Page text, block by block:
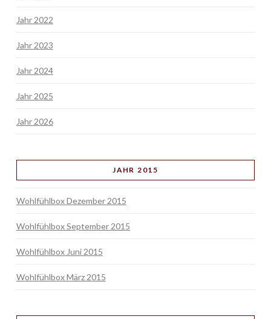
Jahr 2022
Jahr 2023
Jahr 2024
Jahr 2025
Jahr 2026
JAHR 2015
Wohlfühlbox Dezember 2015
Wohlfühlbox September 2015
Wohlfühlbox Juni 2015
Wohlfühlbox März 2015